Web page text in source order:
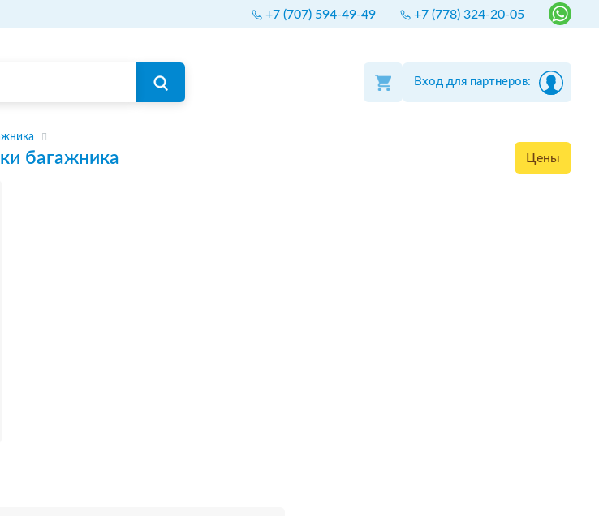
+7 (707) 594-49-49 +7 (778) 324-20-05
Вход для партнеров:
багажника Цены